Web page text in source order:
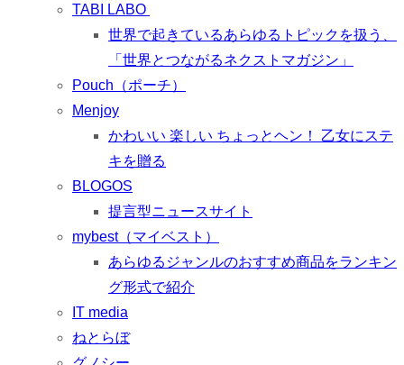
TABI LABO
世界で起きているあらゆるトピックを扱う、
「世界とつながるネクストマガジン」
Pouch（ポーチ）
Menjoy
かわいい 楽しい ちょっとヘン！ 乙女にステ
キを贈る
BLOGOS
提言型ニュースサイト
mybest（マイベスト）
あらゆるジャンルのおすすめ商品をランキン
グ形式で紹介
IT media
ねとらぼ